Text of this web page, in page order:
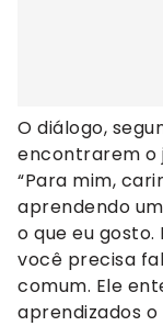
O diálogo,
encontrarem o
“Para mim,
aprendendo
o que eu gosto.
você precisa
comum. Ele
aprendizados o